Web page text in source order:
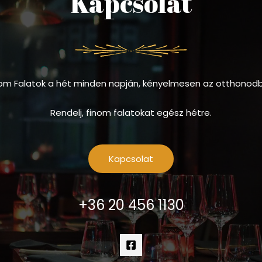
Falatok a hét minden napján, kényelmesen az
Rendelj, finom falatokat egész hétre.
Kapcsolat
+36 20 456 1130